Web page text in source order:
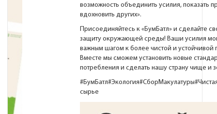
возможность объединить усилия, показать
вдохновить других».
Присоединяйтесь к «БумБатл» и сделайте
защиту окружающей среды! Ваши усилия
важным шагом к более чистой и устойчивой
Вместе мы сможем установить новые
потребления и сделать нашу страну чище и
#БумБатл#Экология#СборМакулатуры
сырье